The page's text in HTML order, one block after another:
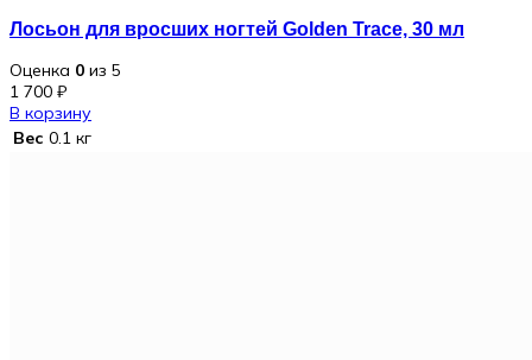
Лосьон для вросших ногтей Golden Trace, 30 мл
Оценка 0 из 5
1 700 ₽
В корзину
Вес 0.1 кг